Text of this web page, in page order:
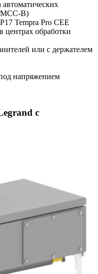
B)
Tempra Pro CEE
центрах обработки
или с держателем
напряжением
с